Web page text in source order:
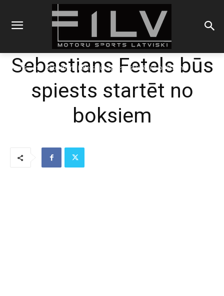
Sākums F1 Sebastians Fetels būs spiests startēt no boksiem
Sebastians Fetels būs
spiests startēt no
boksiem